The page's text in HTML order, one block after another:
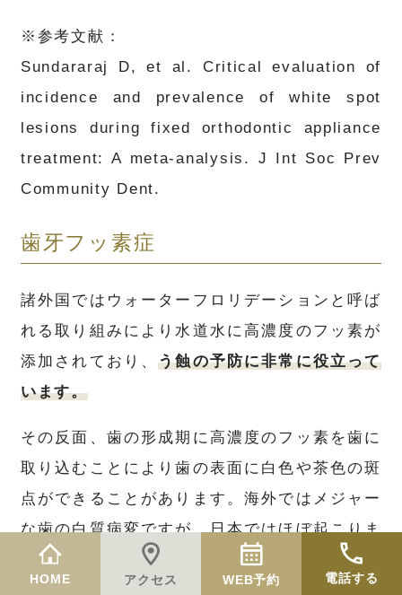
HOME アクセス WEB予約 電話する
※参考文献：
Sundararaj D, et al. Critical evaluation of
incidence and prevalence of white spot
lesions during fixed orthodontic appliance
treatment: A meta-analysis. J Int Soc Prev
Community Dent.
歯牙フッ素症
諸外国ではウォーターフロリデーションと呼ば
れる取り組みにより水道水に高濃度のフッ素が
添加されており、う蝕の予防に非常に役立って
います。
その反面、歯の形成期に高濃度のフッ素を歯に
取り込むことにより歯の表面に白色や茶色の斑
点ができることがあります。海外ではメジャー
な歯の白質病変ですが、日本ではほぼ起こりま
せんので気にしないで下さい。（フッ素塗布で
は起こりません）